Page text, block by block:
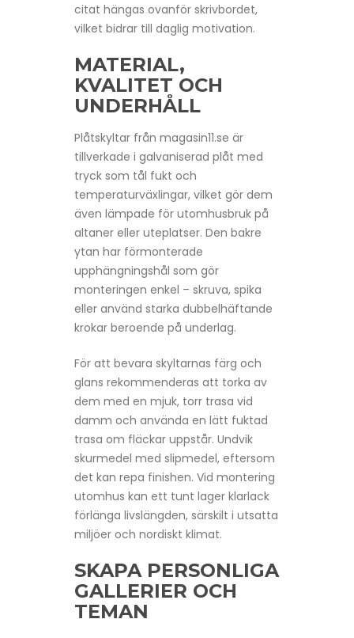
citat hängas ovanför skrivbordet,
vilket bidrar till daglig motivation.
MATERIAL,
KVALITET OCH
UNDERHÅLL
Plåtskyltar från magasin11.se är
tillverkade i galvaniserad plåt med
tryck som tål fukt och
temperaturväxlingar, vilket gör dem
även lämpade för utomhusbruk på
altaner eller uteplatser. Den bakre
ytan har förmonterade
upphängningshål som gör
monteringen enkel – skruva, spika
eller använd starka dubbelhäftande
krokar beroende på underlag.
För att bevara skyltarnas färg och
glans rekommenderas att torka av
dem med en mjuk, torr trasa vid
damm och använda en lätt fuktad
trasa om fläckar uppstår. Undvik
skurmedel med slipmedel, eftersom
det kan repa finishen. Vid montering
utomhus kan ett tunt lager klarlack
förlänga livslängden, särskilt i utsatta
miljöer och nordiskt klimat.
SKAPA PERSONLIGA
GALLERIER OCH
TEMAN